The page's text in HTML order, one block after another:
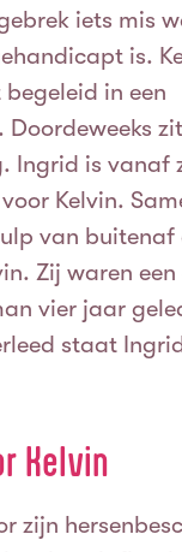
iets mis
is.
in een
Ingrid is vanaf
Kelvin.
van buitenaf
Zij waren
vier jaar
staat
Kelvin
zijn